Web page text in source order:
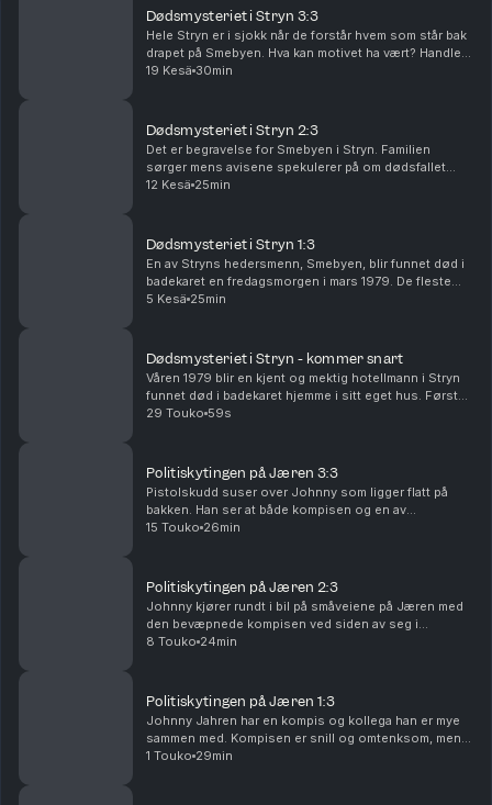
Dødsmysteriet i Stryn 3:3
Hele Stryn er i sjokk når de forstår hvem som står bak
drapet på Smebyen. Hva kan motivet ha vært? Handlet
det om penger, eller noe helt annet? Produsert av
19 Kesä 30min
Dødsmysteriet i Stryn 2:3
Det er begravelse for Smebyen i Stryn. Familien
sørger mens avisene spekulerer på om dødsfallet
skyldes en ulykke eller et drap. En ung
12 Kesä 25min
Dødsmysteriet i Stryn 1:3
En av Stryns hedersmenn, Smebyen, blir funnet død i
badekaret en fredagsmorgen i mars 1979. De fleste
regner med at det er en ulykke, men da kona kommer
5 Kesä 25min
Dødsmysteriet i Stryn - kommer snart
Våren 1979 blir en kjent og mektig hotellmann i Stryn
funnet død i badekaret hjemme i sitt eget hus. Først
tror politiet at det dreier seg om et tragisk uhell. Men
29 Touko 59s
Politiskytingen på Jæren 3:3
Pistolskudd suser over Johnny som ligger flatt på
bakken. Han ser at både kompisen og en av
politibetjentene blir truffet av skudd. Johnny forsøker
15 Touko 26min
Politiskytingen på Jæren 2:3
Johnny kjører rundt i bil på småveiene på Jæren med
den bevæpnede kompisen ved siden av seg i
passasjersetet. Johnnys håp er at de skal møte en
8 Touko 24min
Politiskytingen på Jæren 1:3
Johnny Jahren har en kompis og kollega han er mye
sammen med. Kompisen er snill og omtenksom, men
han er også opptatt av konspirasjonsteorier og
1 Touko 29min